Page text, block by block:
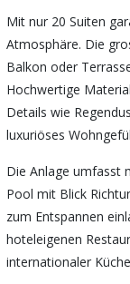
Mit nur 20 Suiten
Atmosphäre. Die
Balkon oder
Hochwertige
Details wie
luxuriöses
Die Anlage umfasst
Pool mit Blick
zum Entspannen
hoteleigenen
internationaler